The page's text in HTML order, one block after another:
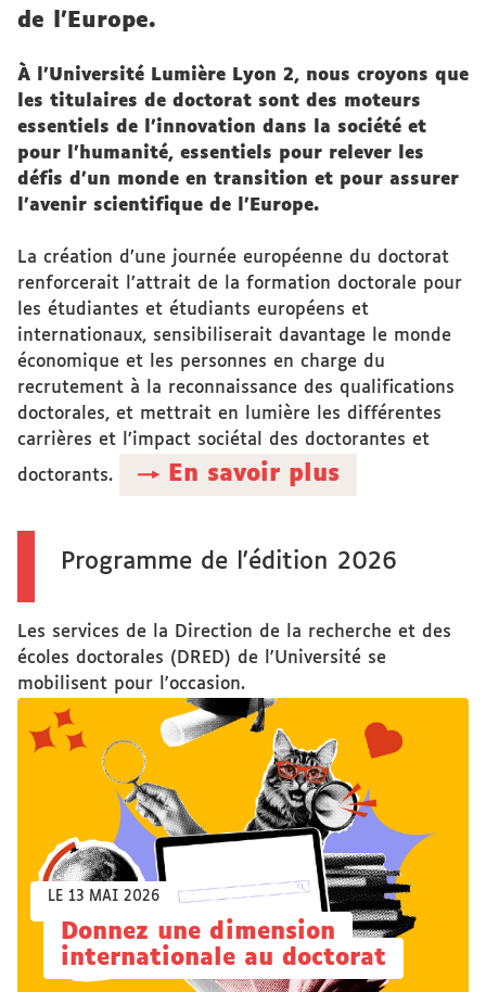
de l’Europe.
À l’Université Lumière Lyon 2, nous croyons que
les titulaires de doctorat sont des moteurs
essentiels de l’innovation dans la société et
pour l’humanité, essentiels pour relever les
défis d’un monde en transition et pour assurer
l’avenir scientifique de l’Europe.
La création d’une journée européenne du doctorat
renforcerait l’attrait de la formation doctorale pour
les étudiantes et étudiants européens et
internationaux, sensibiliserait davantage le monde
économique et les personnes en charge du
recrutement à la reconnaissance des qualifications
doctorales, et mettrait en lumière les différentes
carrières et l’impact sociétal des doctorantes et
doctorants.
→ En savoir plus
Programme de l'édition 2026
Les services de la Direction de la recherche et des
écoles doctorales (DRED) de l'Université se
mobilisent pour l'occasion.
LE 13 MAI 2026
Donnez une dimension
internationale au doctorat